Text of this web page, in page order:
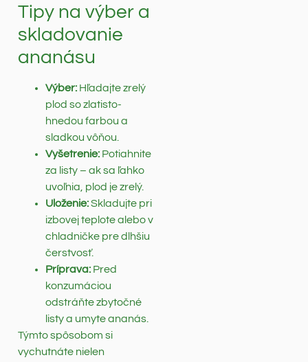
Tipy na výber a
skladovanie
ananásu
Výber: Hľadajte zrelý
plod so zlatisto-
hnedou farbou a
sladkou vôňou.
Vyšetrenie: Potiahnite
za listy – ak sa ľahko
uvoľnia, plod je zrelý.
Uloženie:Skladujte pri
izbovej teplote alebo v
chladničke pre dlhšiu
čerstvosť.
Príprava: Pred
konzumáciou
odstráňte zbytočné
listy a umyte ananás.
Týmto spôsobom si
vychutnáte nielen